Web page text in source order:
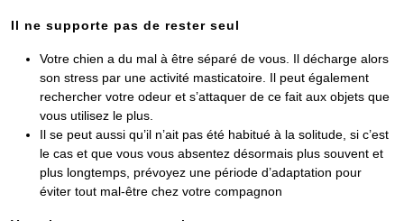
Il ne supporte pas de rester seul
Votre chien a du mal à être séparé de vous. Il décharge alors
son stress par une activité masticatoire. Il peut également
rechercher votre odeur et s’attaquer de ce fait aux objets que
vous utilisez le plus.
Il se peut aussi qu’il n’ait pas été habitué à la solitude, si c’est
le cas et que vous vous absentez désormais plus souvent et
plus longtemps, prévoyez une période d’adaptation pour
éviter tout mal-être chez votre compagnon